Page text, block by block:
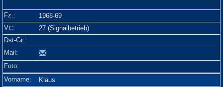
1968-69
27 (Signalbetrieb)
Klaus